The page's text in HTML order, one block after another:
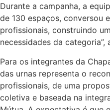
Durante a campanha, a
de 130 espaços, conversou
profissionais, construindo
necessidades da categoria”,
Para os integrantes da
das urnas representa o
profissionais, de uma
coletiva e baseada na